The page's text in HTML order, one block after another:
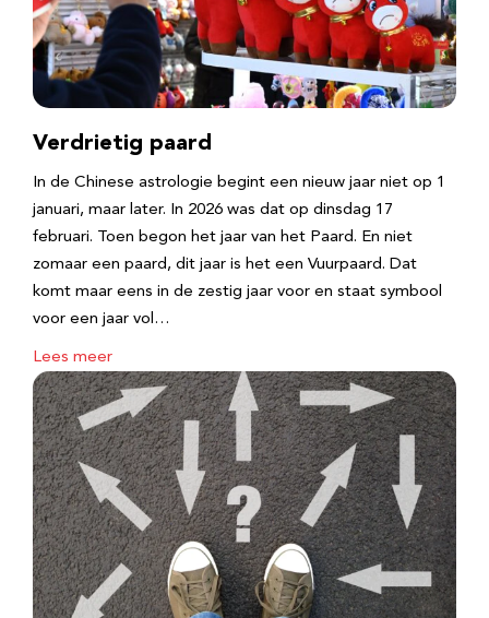
Verdrietig paard
In de Chinese astrologie begint een nieuw jaar niet op 1
januari, maar later. In 2026 was dat op dinsdag 17
februari. Toen begon het jaar van het Paard. En niet
zomaar een paard, dit jaar is het een Vuurpaard. Dat
komt maar eens in de zestig jaar voor en staat symbool
voor een jaar vol…
Lees meer